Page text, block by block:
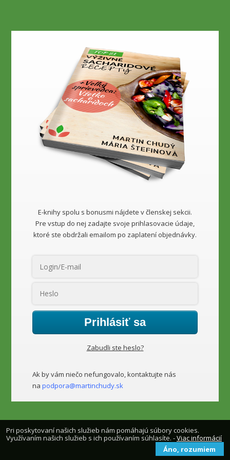
E-knihy spolu s bonusmi nájdete v členskej sekcii.
Pre vstup do nej zadajte svoje prihlasovacie údaje,
ktoré ste obdržali emailom po zaplatení objednávky.
Prihlásiť sa
Zabudli ste heslo?
Ak by vám niečo nefungovalo, kontaktujte nás
na podpora@martinchudy.sk
Pri poskytovaní našich služieb nám pomáhajú súbory cookies.
Využívaním našich služieb s ich používaním súhlasíte. -Viac informácií
Áno, rozumiem